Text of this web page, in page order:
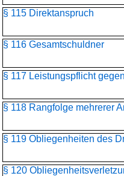
§ 115 Direktanspruch
§ 116 Gesamtschuldner
§ 117 Leistungspflicht
§ 118 Rangfolge mehrerer
§ 119 Obliegenheiten des
§ 120